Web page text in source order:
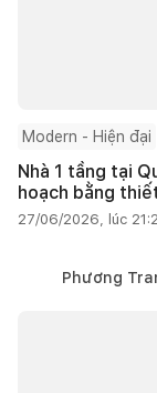
Modern - Hiện đại
Nhà 1 tầng tại
hoạch bằng
27/06/2026, lúc
Phương